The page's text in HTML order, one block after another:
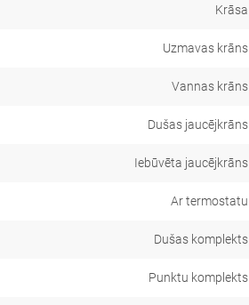
Krāsa
Uzmavas krāns
Vannas krāns
Dušas jaucējkrāns
Iebūvēta jaucējkrāns
Ar termostatu
Dušas komplekts
Punktu komplekts